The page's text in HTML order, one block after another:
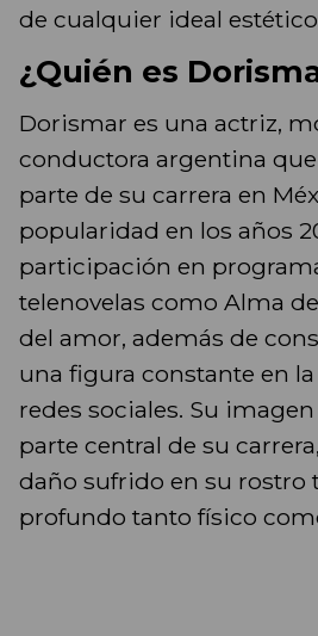
de cualquier ideal
¿Quién es
Dorismar es una actriz,
conductora argentina
parte de su carrera en
popularidad en los años
participación en
telenovelas como Alma
del amor, además de
una figura constante en
redes sociales. Su
parte central de su
daño sufrido en su rostro
profundo tanto físico